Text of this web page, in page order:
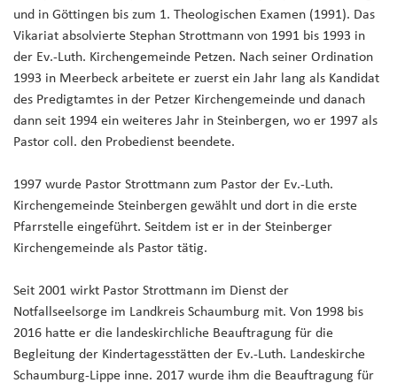
und in Göttingen bis zum 1. Theologischen Examen (1991). Das
Vikariat absolvierte Stephan Strottmann von 1991 bis 1993 in
der Ev.-Luth. Kirchengemeinde Petzen. Nach seiner Ordination
1993 in Meerbeck arbeitete er zuerst ein Jahr lang als Kandidat
des Predigtamtes in der Petzer Kirchengemeinde und danach
dann seit 1994 ein weiteres Jahr in Steinbergen, wo er 1997 als
Pastor coll. den Probedienst beendete.
1997 wurde Pastor Strottmann zum Pastor der Ev.-Luth.
Kirchengemeinde Steinbergen gewählt und dort in die erste
Pfarrstelle eingeführt. Seitdem ist er in der Steinberger
Kirchengemeinde als Pastor tätig.
Seit 2001 wirkt Pastor Strottmann im Dienst der
Notfallseelsorge im Landkreis Schaumburg mit. Von 1998 bis
2016 hatte er die landeskirchliche Beauftragung für die
Begleitung der Kindertagesstätten der Ev.-Luth. Landeskirche
Schaumburg-Lippe inne. 2017 wurde ihm die Beauftragung für